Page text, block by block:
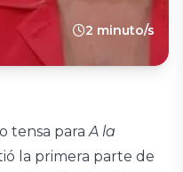
2 minuto/s
tensa paraA la
la primera parte de